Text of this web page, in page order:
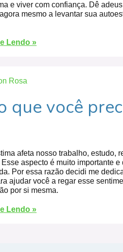
e viver com confiança. Dê
mesmo a levantar sua
Lendo »
Rosa
que você
afeta nosso trabalho, estudo,
aspecto é muito importante
Por essa razão decidi me
ajudar você a regar esse
por si mesma.
Lendo »